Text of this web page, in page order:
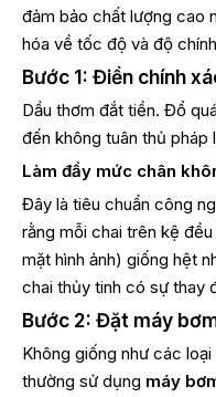
đảm bảo chất lượng cao
hóa về tốc độ và độ
Bước 1: Điền chính
Dầu thơm đắt tiền. Đổ
đến không tuân thủ pháp
Làm đầy mức chân
Đây là tiêu chuẩn công
rằng mỗi chai trên kệ
mặt hình ảnh) giống hệt
chai thủy tinh có sự thay
Bước 2: Đặt máy
Không giống như các
thường sử dụng máy